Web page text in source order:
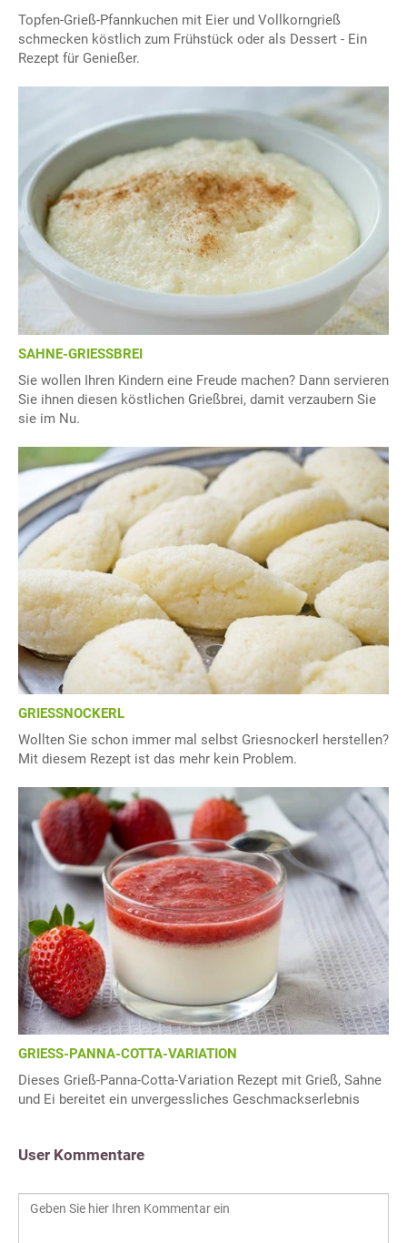
Topfen-Grieß-Pfannkuchen mit Eier und Vollkorngrieß
schmecken köstlich zum Frühstück oder als Dessert - Ein
Rezept für Genießer.
SAHNE-GRIESSBREI
Sie wollen Ihren Kindern eine Freude machen? Dann servieren
Sie ihnen diesen köstlichen Grießbrei, damit verzaubern Sie
sie im Nu.
GRIESSNOCKERL
Wollten Sie schon immer mal selbst Griesnockerl herstellen?
Mit diesem Rezept ist das mehr kein Problem.
GRIESS-PANNA-COTTA-VARIATION
Dieses Grieß-Panna-Cotta-Variation Rezept mit Grieß, Sahne
und Ei bereitet ein unvergessliches Geschmackserlebnis
User Kommentare